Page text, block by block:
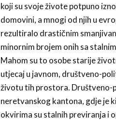
koji su svoje živote potpuno
domovini, a mnogi od njih u
rezultiralo drastičnim
minornim brojem onih sa
Mahom su to osobe starije
utjecaj u javnom, društveno-
životu tih prostora. Društveno-
neretvanskog kantona, gdje je
okvirima su stalnih previranja i